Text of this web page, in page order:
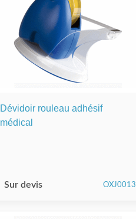
Dévidoir rouleau adhésif
médical
Sur devis OXJ0013